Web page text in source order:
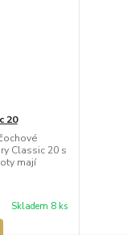
20
Classic 20 s
mají
Skladem 8 ks